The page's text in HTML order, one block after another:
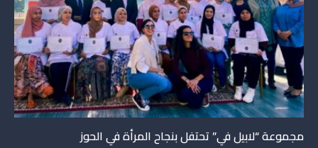
مجموعة “لابيل في” تحتفل بنجاح المرأة في الحوز